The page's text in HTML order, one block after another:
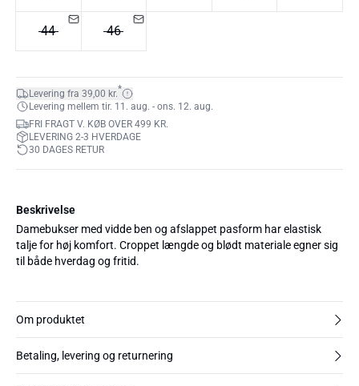
44 46
Levering fra 39,00 kr.*
Levering mellem tir. 11. aug. - ons. 12. aug.
FRI FRAGT V. KØB OVER 499 KR.
LEVERING 2-3 HVERDAGE
30 DAGES RETUR
Beskrivelse
Damebukser med vidde ben og afslappet pasform har elastisk
talje for høj komfort. Croppet længde og blødt materiale egner sig
til både hverdag og fritid.
Om produktet
Betaling, levering og returnering